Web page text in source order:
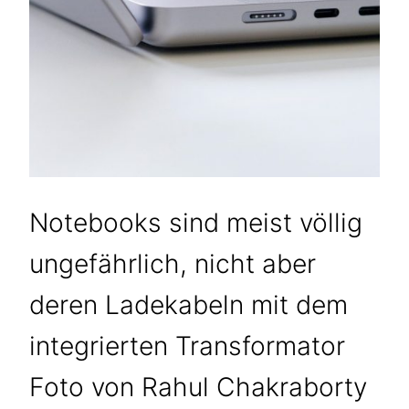
Notebooks sind meist völlig
ungefährlich, nicht aber
deren Ladekabeln mit dem
integrierten Transformator
Foto von Rahul Chakraborty